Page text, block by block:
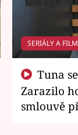
SERIÁLY A
Zarazilo
smlouvě